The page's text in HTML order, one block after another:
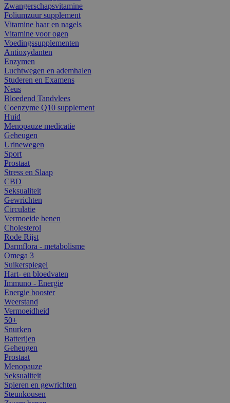
Zwangerschapsvitamine
Foliumzuur supplement
Vitamine haar en nagels
Vitamine voor ogen
Voedingssupplementen
Antioxydanten
Enzymen
Luchtwegen en ademhalen
Studeren en Examens
Neus
Bloedend Tandvlees
Coenzyme Q10 supplement
Huid
Menopauze medicatie
Geheugen
Urinewegen
Sport
Prostaat
Stress en Slaap
CBD
Seksualiteit
Gewrichten
Circulatie
Vermoeide benen
Cholesterol
Rode Rijst
Darmflora - metabolisme
Omega 3
Suikerspiegel
Hart- en bloedvaten
Immuno - Energie
Energie booster
Weerstand
Vermoeidheid
50+
Snurken
Batterijen
Geheugen
Prostaat
Menopauze
Seksualiteit
Spieren en gewrichten
Steunkousen